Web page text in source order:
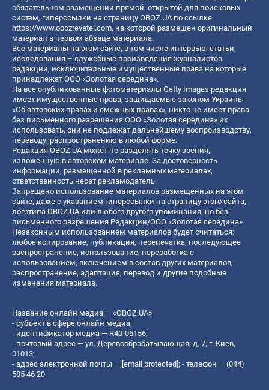
обязательном размещении прямой, открытой для поисковых
систем, гиперссылки на страницу OBOZ.UA по ссылке
https://www.obozrevatel.com, на которой размещен оригинальный
материал в первом абзаце материала.
Все материалы на этом сайте, в том числе интервью, статьи,
исследования – служебные произведения журналистов
редакции, исключительные имущественные права на которые
принадлежат ООО «Золотая середина».
На все опубликованные фотоматериалы Getty Images редакция
имеет имущественные права, защищаемые законом Украины
«Об авторских правах и смежных правах», никто не имеет права
без письменного разрешения ООО «Золотая середина» их
использовать, они не подлежат дальнейшему воспроизводству,
переводу, распространению в любой форме.
Редакция OBOZ.UA может не разделять точку зрения,
изложенную в авторском материале. За достоверность
информации, размещенной в рекламных материалах,
ответственность несет рекламодатель.
Запрещено использование материалов размещенных на этом
сайте, даже с указанием гиперссылки на страницу этого сайта,
логотипа OBOZ.UA или любого другого упоминания, но без
письменного разрешения Редакции/ООО «Золотая середина»
Незаконным использованием материалов будет считаться:
любое копирование, публикация, перепечатка, последующее
распространение, использование, переработка с
использованием, включением в состав других материалов,
распространение, адаптация, перевод и другие подобные
изменения материала.
Название онлайн медиа — «OBOZ.UA»
- субъект в сфере онлайн медиа;
- идентификатор медиа — R40-06156;
- почтовый адрес — ул. Деревообрабатывающая, д. 7, г. Киев,
01013;
- адрес электронной почты — [email protected]; - телефон — (044)
585 46 20